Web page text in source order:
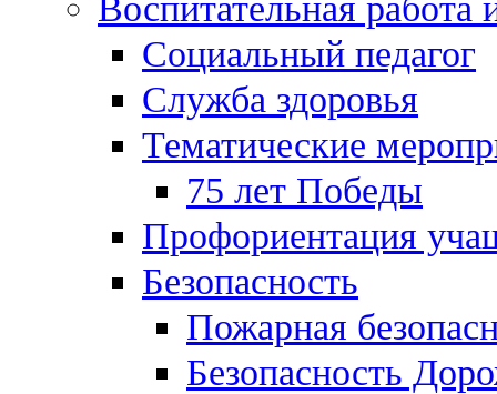
Социальный педагог
Служба здоровья
Тематические
75 лет Победы
Профориентация
Безопасность
Пожарная
Безопасность